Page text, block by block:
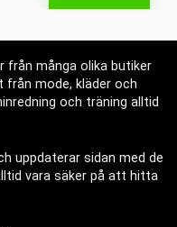
från många olika butiker
från mode, kläder och
och träning alltid
uppdaterar sidan med de
vara säker på att hitta